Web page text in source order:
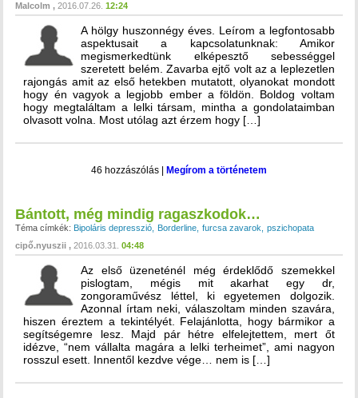
Malcolm
2016.07.26. 12:24
A hölgy huszonnégy éves. Leírom a legfontosabb
aspektusait a kapcsolatunknak: Amikor
megismerkedtünk elképesztő sebességgel
szeretett belém. Zavarba ejtő volt az a leplezetlen
rajongás amit az első hetekben mutatott, olyanokat mondott
hogy én vagyok a legjobb ember a földön. Boldog voltam
hogy megtaláltam a lelki társam, mintha a gondolataimban
olvasott volna. Most utólag azt érzem hogy […]
46 hozzászólás Megírom a történetem
Bántott, még mindig ragaszkodok…
Téma címkék: Bipoláris depresszió Borderline furcsa zavarok
pszichopata
cipő.nyuszii
2016.03.31. 04:48
Az első üzeneténél még érdeklődő szemekkel
pislogtam, mégis mit akarhat egy dr,
zongoraművész léttel, ki egyetemen dolgozik.
Azonnal írtam neki, válaszoltam minden szavára,
hiszen éreztem a tekintélyét. Felajánlotta, hogy bármikor a
segítségemre lesz. Majd pár hétre elfelejtettem, mert őt
idézve, “nem vállalta magára a lelki terheimet”, ami nagyon
rosszul esett. Innentől kezdve vége… nem is […]